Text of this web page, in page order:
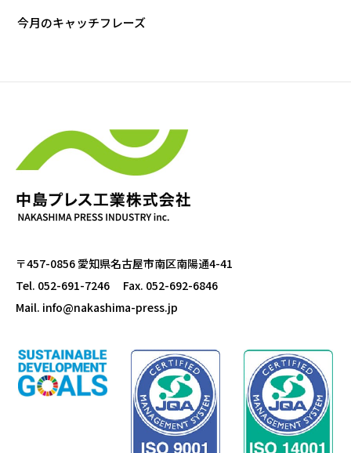
今月のキャッチフレーズ
〒457-0856 愛知県名古屋市南区南陽通4-41
Tel. 052-691-7246
Fax. 052-692-6846
Mail. info@nakashima-press.jp